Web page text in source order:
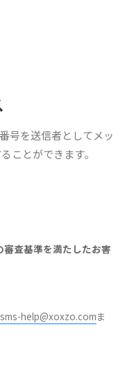
号を送信者としてメッ
ことができます。
査基準を満たしたお害
help@xoxzo.comま